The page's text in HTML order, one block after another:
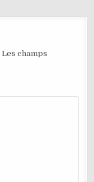
Les champs